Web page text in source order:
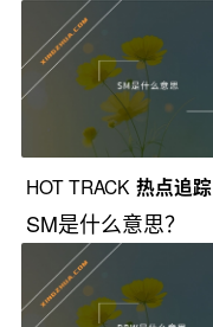
HOT TRACK 热点追踪
SM是什么意思？